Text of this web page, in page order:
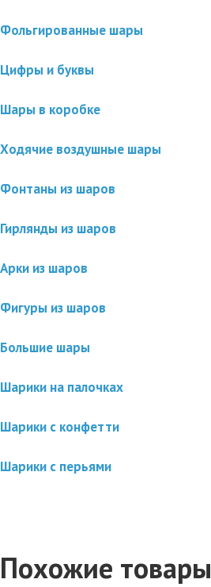
Фольгированные шары
Цифры и буквы
Шары в коробке
Ходячие воздушные шары
Фонтаны из шаров
Гирлянды из шаров
Арки из шаров
Фигуры из шаров
Большие шары
Шарики на палочках
Шарики с конфетти
Шарики с перьями
Похожие товары